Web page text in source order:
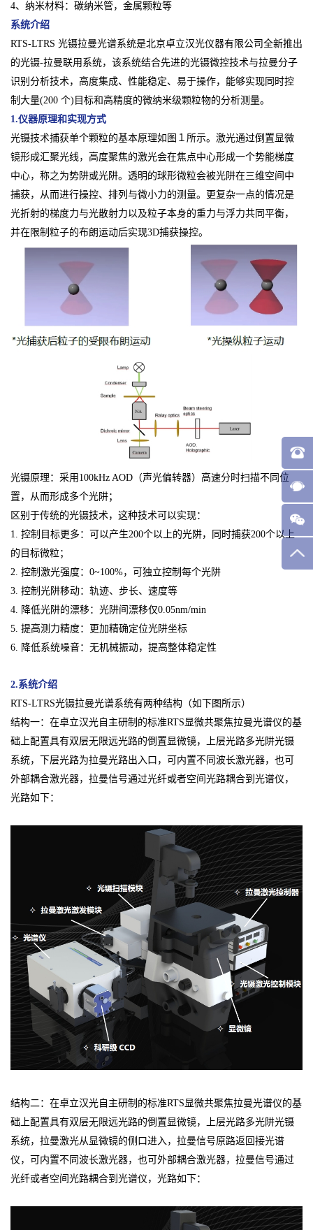
4、纳米材料：碳纳米管，金属颗粒等
系统介绍
RTS-LTRS 光镊拉曼光谱系统是北京卓立汉光仪器有限公司全新推出
的光镊-拉曼联用系统，该系统结合先进的光镊微控技术与拉曼分子
识别分析技术，高度集成、性能稳定、易于操作，能够实现同时控
制大量(200 个)目标和高精度的微纳米级颗粒物的分析测量。
1.仪器原理和实现方式
光镊技术捕获单个颗粒的基本原理如图１所示。激光通过倒置显微
镜形成汇聚光线，高度聚焦的激光会在焦点中心形成一个势能梯度
中心，称之为势阱或光阱。透明的球形微粒会被光阱在三维空间中
捕获，从而进行操控、排列与微小力的测量。更复杂一点的情况是
光折射的梯度力与光散射力以及粒子本身的重力与浮力共同平衡，
并在限制粒子的布朗运动后实现3D捕获操控。
光镊原理：采用100kHz AOD（声光偏转器）高速分时扫描不同位
置，从而形成多个光阱；
区别于传统的光镊技术，这种技术可以实现：
1. 控制目标更多：可以产生200个以上的光阱，同时捕获200个以上
的目标微粒；
2. 控制激光强度：0~100%，可独立控制每个光阱
3. 控制光阱移动：轨迹、步长、速度等
4. 降低光阱的漂移：光阱间漂移仅0.05nm/min
5. 提高测力精度：更加精确定位光阱坐标
6. 降低系统噪音：无机械振动，提高整体稳定性
2.系统介绍
RTS-LTRS光镊拉曼光谱系统有两种结构（如下图所示）
结构一：在卓立汉光自主研制的标准RTS显微共聚焦拉曼光谱仪的基
础上配置具有双层无限远光路的倒置显微镜，上层光路多光阱光镊
系统，下层光路为拉曼光路出入口，可内置不同波长激光器，也可
外部耦合激光器，拉曼信号通过光纤或者空间光路耦合到光谱仪，
光路如下：
结构二：在卓立汉光自主研制的标准RTS显微共聚焦拉曼光谱仪的基
础上配置具有双层无限远光路的倒置显微镜，上层光路多光阱光镊
系统，拉曼激光从显微镜的侧口进入，拉曼信号原路返回接光谱
仪，可内置不同波长激光器，也可外部耦合激光器，拉曼信号通过
光纤或者空间光路耦合到光谱仪，光路如下：